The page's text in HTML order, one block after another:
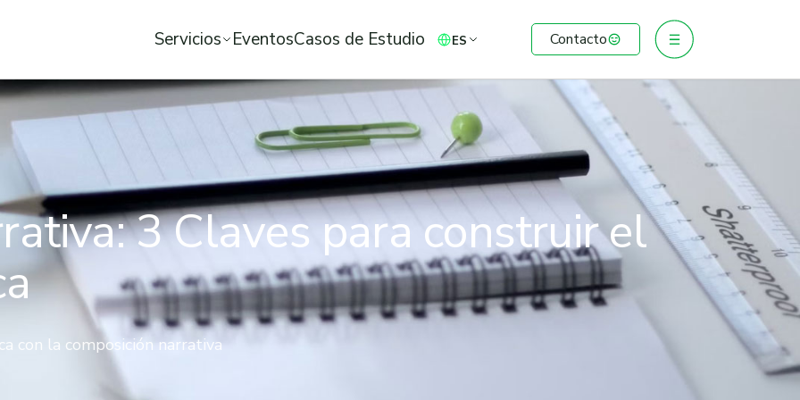
Servicios EventosCasos de Estudio ES Contacto
3 Claves para construir el
con la composición narrativa